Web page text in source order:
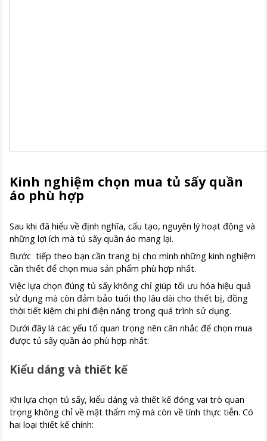
Kinh nghiệm chọn mua tủ sấy quần
áo phù hợp
Sau khi đã hiểu về định nghĩa, cấu tạo, nguyên lý hoạt động và
những lợi ích mà tủ sấy quần áo mang lại.
Bước tiếp theo bạn cần trang bị cho mình những kinh nghiệm
cần thiết để chọn mua sản phẩm phù hợp nhất.
Việc lựa chọn đúng tủ sấy không chỉ giúp tối ưu hóa hiệu quả
sử dụng mà còn đảm bảo tuổi thọ lâu dài cho thiết bị, đồng
thời tiết kiệm chi phí điện năng trong quá trình sử dụng.
Dưới đây là các yếu tố quan trọng nên cân nhắc để chọn mua
được tủ sấy quần áo phù hợp nhất:
Kiểu dáng và thiết kế
Khi lựa chọn tủ sấy, kiểu dáng và thiết kế đóng vai trò quan
trọng không chỉ về mặt thẩm mỹ mà còn về tính thực tiễn. Có
hai loại thiết kế chính: